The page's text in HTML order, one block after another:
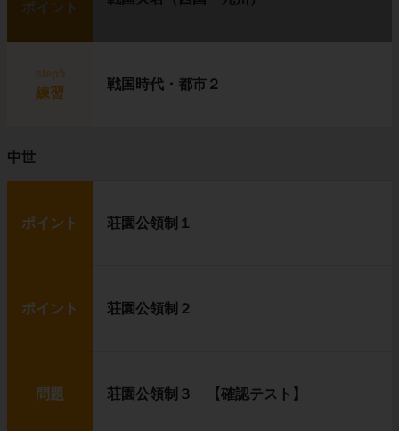
ポイント
step5
練習
戦国時代・都市２
中世
ポイント 荘園公領制１
ポイント 荘園公領制２
問題 荘園公領制３ 【確認テスト】